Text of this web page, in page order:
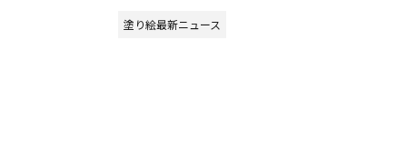
塗り絵最新ニュース